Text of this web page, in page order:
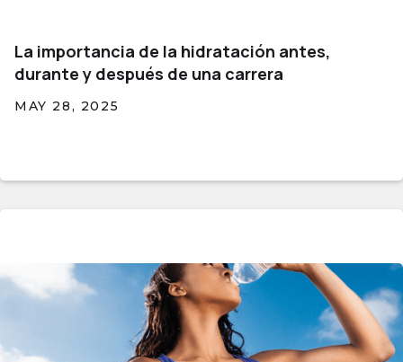
La importancia de la hidratación antes,
durante y después de una carrera
MAY 28, 2025